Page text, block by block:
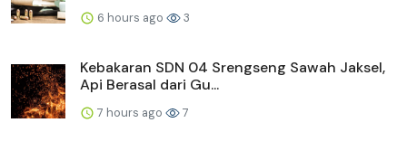
6 hours ago 3
Kebakaran SDN 04 Srengseng Sawah Jaksel,
Api Berasal dari Gu...
7 hours ago 7